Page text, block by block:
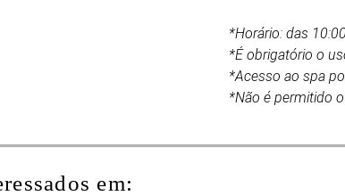
*Horário: das
*É obrigatório o
*Acesso ao spa
*Não é permitido
em: